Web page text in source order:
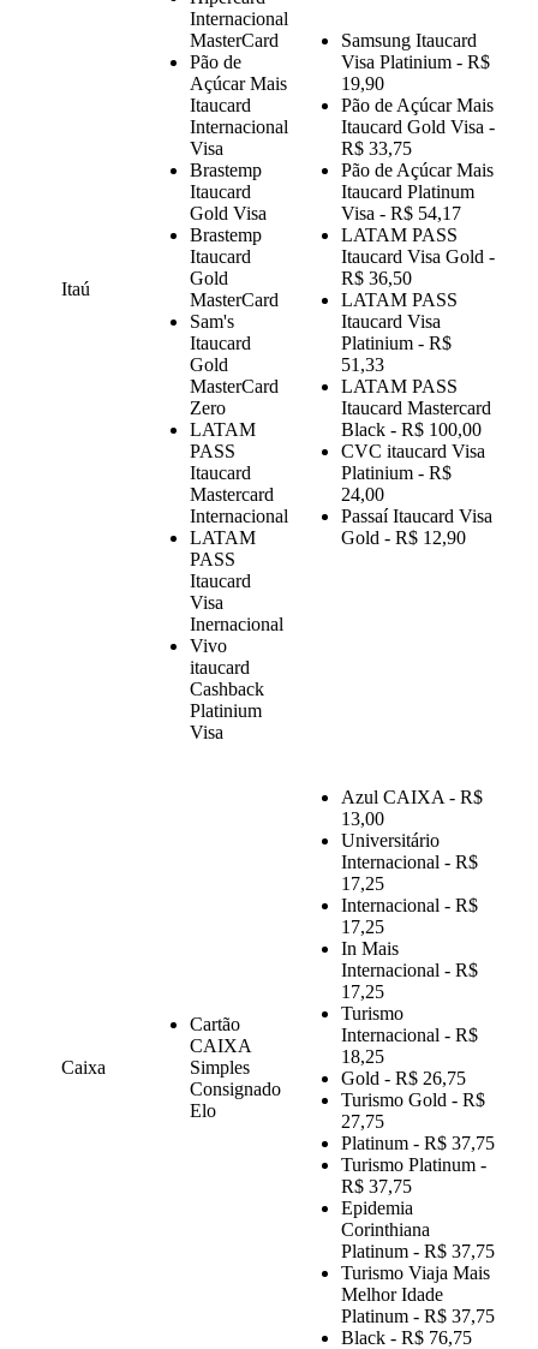
Itaú
Internacional
MasterCard
Pão de
Açúcar Mais
Itaucard
Internacional
Visa
Brastemp
Itaucard
Gold Visa
Brastemp
Itaucard
Gold
MasterCard
Sam's
Itaucard
Gold
MasterCard
Zero
LATAM
PASS
Itaucard
Mastercard
Internacional
LATAM
PASS
Itaucard
Visa
Inernacional
Vivo
itaucard
Cashback
Platinium
Visa
Samsung Itaucard
Visa Platinium - R$
19,90
Pão de Açúcar Mais
Itaucard Gold Visa -
R$ 33,75
Pão de Açúcar Mais
Itaucard Platinum
Visa - R$ 54,17
LATAM PASS
Itaucard Visa Gold -
R$ 36,50
LATAM PASS
Itaucard Visa
Platinium - R$
51,33
LATAM PASS
Itaucard Mastercard
Black - R$ 100,00
CVC itaucard Visa
Platinium - R$
24,00
Passaí Itaucard Visa
Gold - R$ 12,90
Caixa
Cartão
CAIXA
Simples
Consignado
Elo
Azul CAIXA - R$
13,00
Universitário
Internacional - R$
17,25
Internacional - R$
17,25
In Mais
Internacional - R$
17,25
Turismo
Internacional - R$
18,25
Gold - R$ 26,75
Turismo Gold - R$
27,75
Platinum - R$ 37,75
Turismo Platinum -
R$ 37,75
Epidemia
Corinthiana
Platinum - R$ 37,75
Turismo Viaja Mais
Melhor Idade
Platinum - R$ 37,75
Black - R$ 76,75